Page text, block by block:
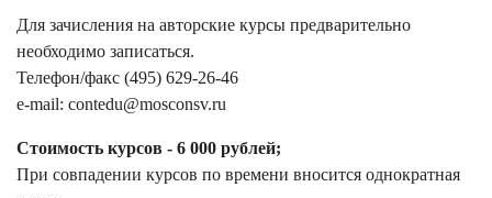
Для зачисления на авторские курсы предварительно
необходимо записаться.
Телефон/факс (495) 629-26-46
e-mail: contedu@mosconsv.ru
Стоимость курсов - 6 000 рублей;
При совпадении курсов по времени вносится однократная